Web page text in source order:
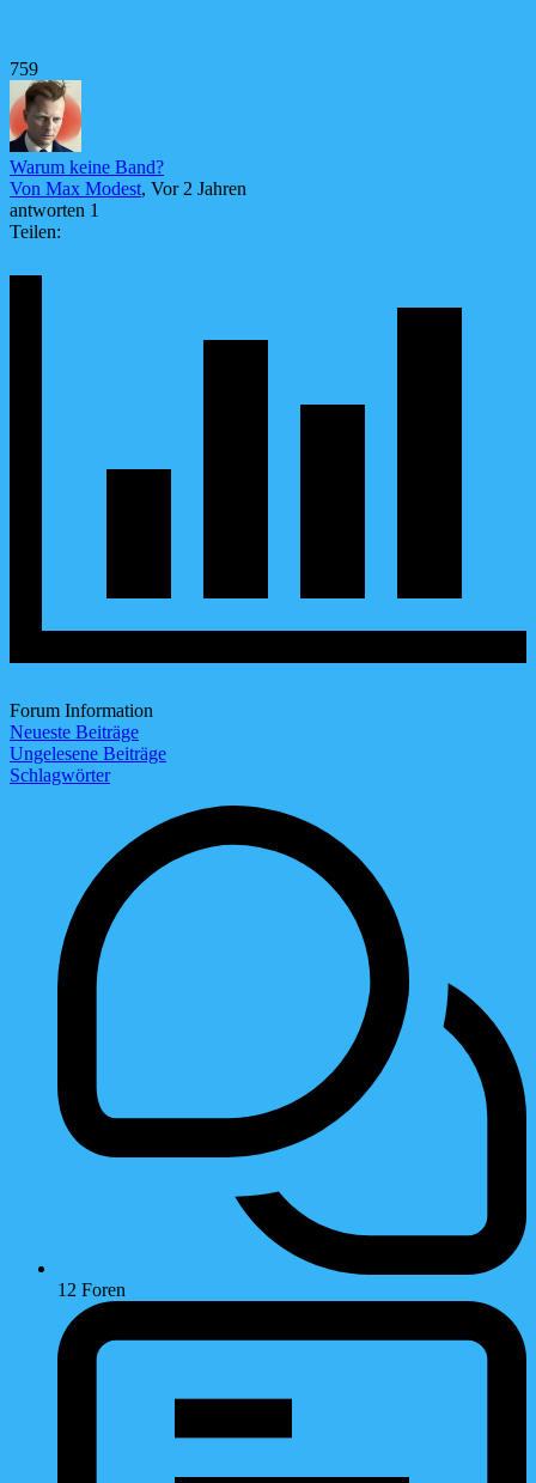
759
Warum keine Band?
Von Max Modest, Vor 2 Jahren
antworten 1
Teilen:
Forum Information
Neueste Beiträge
Ungelesene Beiträge
Schlagwörter
12 Foren